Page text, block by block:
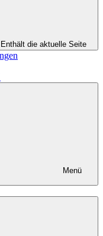
Enthält die aktuelle Seite
Menü